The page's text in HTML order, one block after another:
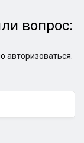
вопрос:
авторизоваться